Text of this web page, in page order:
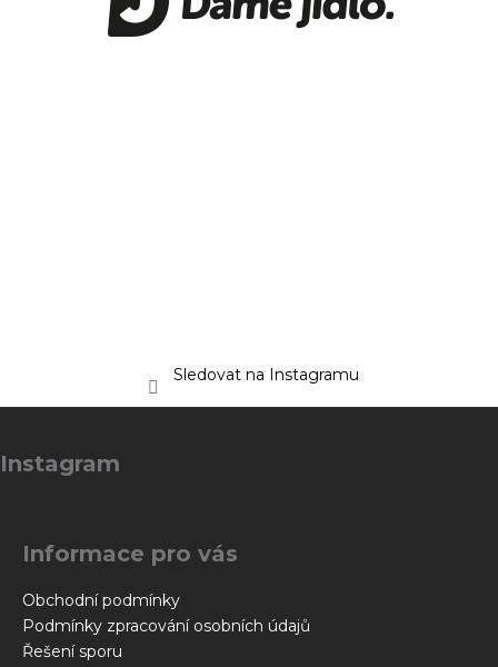
Sledovat na Instagramu
á
p
Instagram
Informace pro vás
Obchodní podmínky
Podmínky zpracování osobních údajů
Řešení sporu